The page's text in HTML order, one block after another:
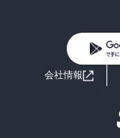
ライトノベル
よくあるご質問
会社情報